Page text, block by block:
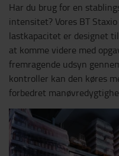
Har du brug for en
intensitet? Vores BT
lastkapacitet er designet
at komme videre med
fremragende udsyn
kontroller kan den køres
forbedret